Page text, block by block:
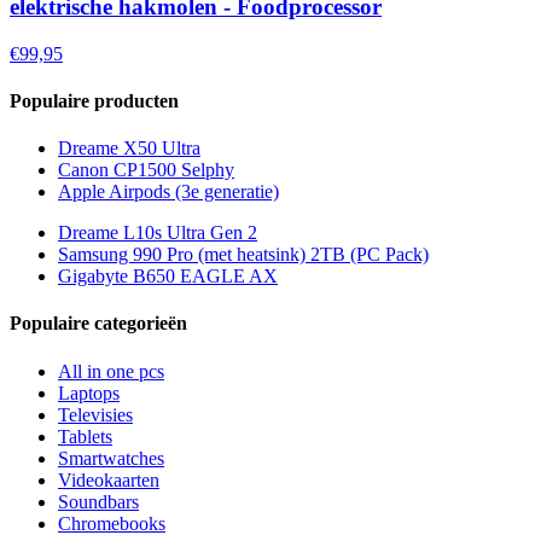
elektrische hakmolen - Foodprocessor
€99,95
Populaire producten
Dreame X50 Ultra
Canon CP1500 Selphy
Apple Airpods (3e generatie)
Dreame L10s Ultra Gen 2
Samsung 990 Pro (met heatsink) 2TB (PC Pack)
Gigabyte B650 EAGLE AX
Populaire categorieën
All in one pcs
Laptops
Televisies
Tablets
Smartwatches
Videokaarten
Soundbars
Chromebooks